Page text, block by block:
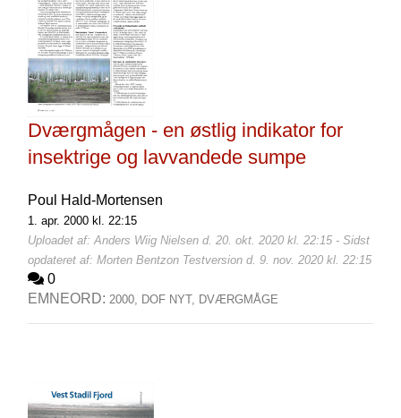
Dværgmågen - en østlig indikator for
insektrige og lavvandede sumpe
Poul Hald-Mortensen
1. apr. 2000 kl. 22:15
Uploadet af: Anders Wiig Nielsen d. 20. okt. 2020 kl. 22:15 - Sidst
opdateret af: Morten Bentzon Testversion d. 9. nov. 2020 kl. 22:15
0
EMNEORD: 2000, DOF NYT, DVÆRGMÅGE